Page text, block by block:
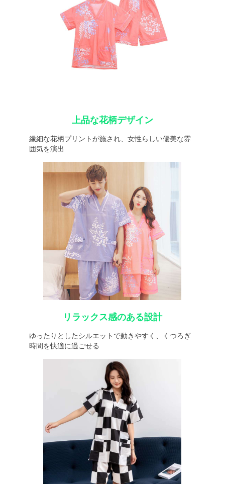
上品な花柄デザイン
繊細な花柄プリントが施され、女性らしい優美な雰
囲気を演出
リラックス感のある設計
ゆったりとしたシルエットで動きやすく、くつろぎ
時間を快適に過ごせる